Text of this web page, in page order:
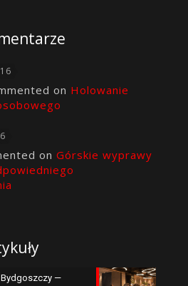
on Holowanie
on Górskie wyprawy
Bydgoszczy —